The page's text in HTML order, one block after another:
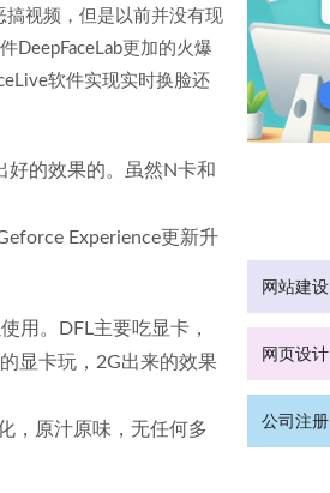
搞视频，但是以前并没有现
DeepFaceLab更加的火爆
软件实现实时换脸还
好的效果的。虽然N卡和
Experience更新升
用。DFL主要吃显卡，
显卡玩，2G出来的效果
，原汁原味，无任何多
网站建设
网页设计
公司注册